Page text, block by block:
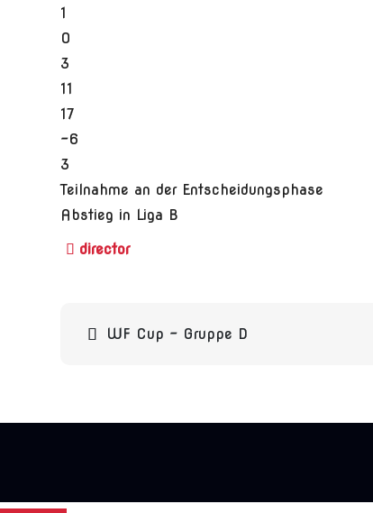
1
0
3
11
17
-6
3
Teilnahme an der Entscheidungsphase
Abstieg in Liga B
Beitragsnavigation
WF Cup – Gruppe D